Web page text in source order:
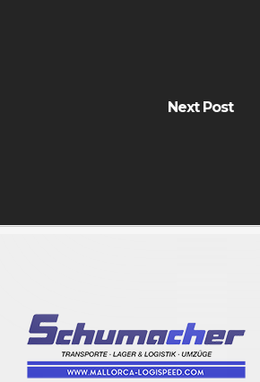
Next Post